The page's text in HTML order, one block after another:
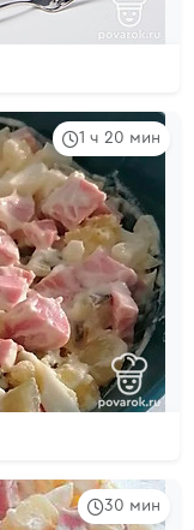
1 ч 20 мин
30 мин